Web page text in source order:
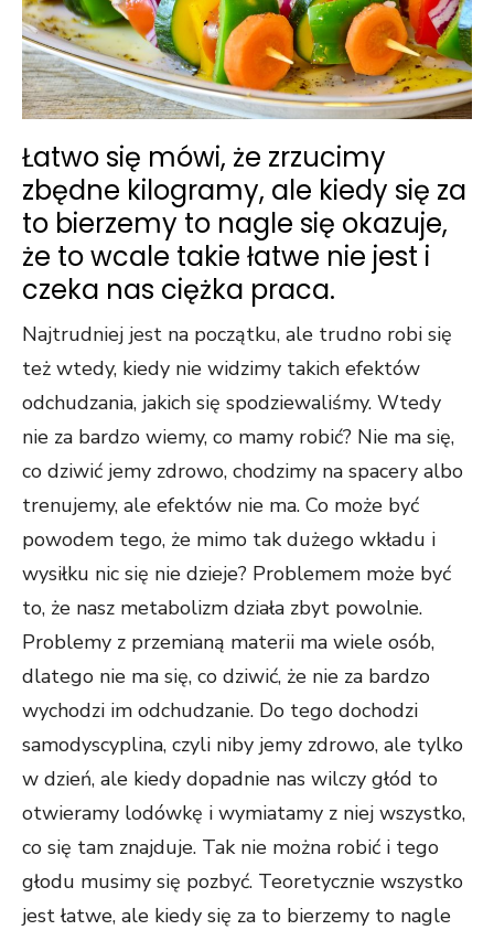
Łatwo się mówi, że zrzucimy
zbędne kilogramy, ale kiedy się za
to bierzemy to nagle się okazuje,
że to wcale takie łatwe nie jest i
czeka nas ciężka praca.
Najtrudniej jest na początku, ale trudno robi się
też wtedy, kiedy nie widzimy takich efektów
odchudzania, jakich się spodziewaliśmy. Wtedy
nie za bardzo wiemy, co mamy robić? Nie ma się,
co dziwić jemy zdrowo, chodzimy na spacery albo
trenujemy, ale efektów nie ma. Co może być
powodem tego, że mimo tak dużego wkładu i
wysiłku nic się nie dzieje? Problemem może być
to, że nasz metabolizm działa zbyt powolnie.
Problemy z przemianą materii ma wiele osób,
dlatego nie ma się, co dziwić, że nie za bardzo
wychodzi im odchudzanie. Do tego dochodzi
samodyscyplina, czyli niby jemy zdrowo, ale tylko
w dzień, ale kiedy dopadnie nas wilczy głód to
otwieramy lodówkę i wymiatamy z niej wszystko,
co się tam znajduje. Tak nie można robić i tego
głodu musimy się pozbyć. Teoretycznie wszystko
jest łatwe, ale kiedy się za to bierzemy to nagle